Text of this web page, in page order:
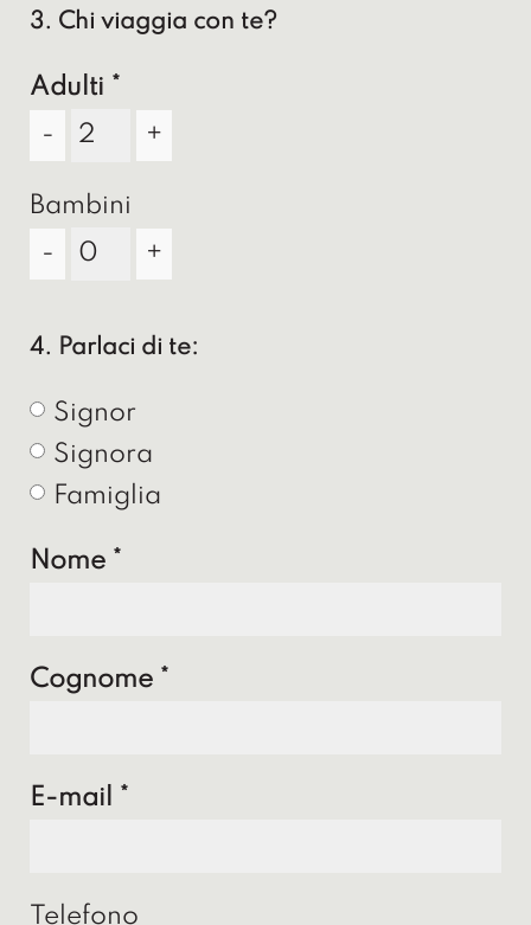
3. Chi viaggia con te?
Adulti
-
+
Bambini
-
+
4. Parlaci di te:
Signor
Signora
Famiglia
Nome
Cognome
E-mail
Telefono